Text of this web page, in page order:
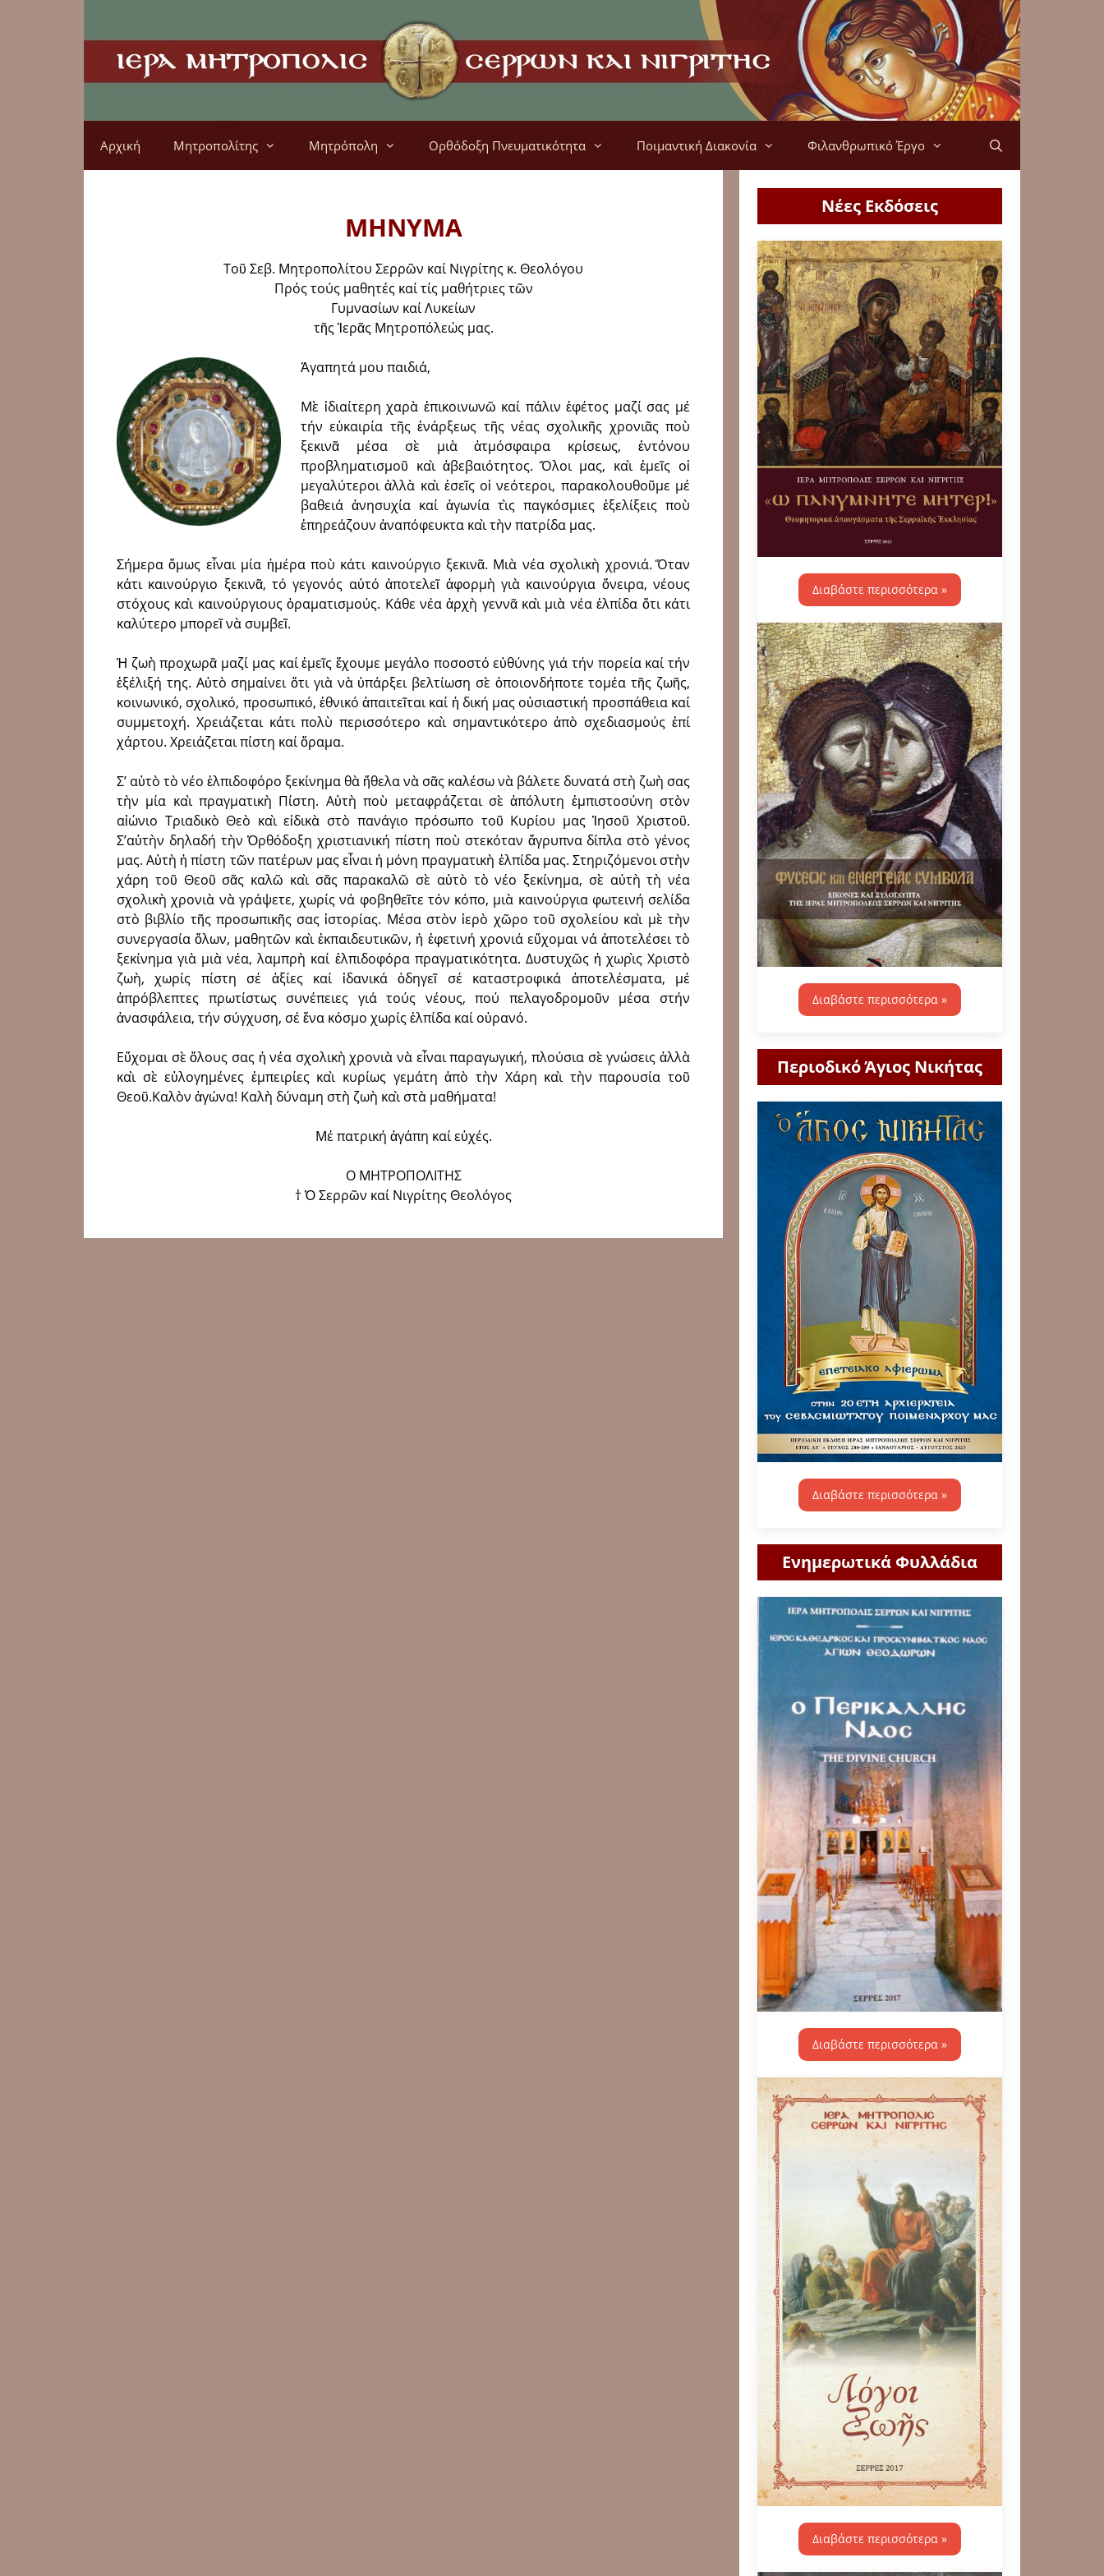
Αρχική Μητροπολίτης Μητρόπολη Ορθόδοξη Πνευματικότητα Ποιμαντική Διακονία Φιλανθρωπικό Έργο
ΜΗΝΥΜΑ
Τοῦ Σεβ. Μητροπολίτου Σερρῶν καί Νιγρίτης κ. Θεολόγου
Πρός τούς μαθητές καί τίς μαθήτριες τῶν
Γυμνασίων καί Λυκείων
τῆς Ἱερᾶς Μητροπόλεώς μας.
Ἀγαπητά μου παιδιά,
Μὲ ἰδιαίτερη χαρὰ ἐπικοινωνῶ καί πάλιν ἐφέτος μαζί σας μέ
τήν εὐκαιρία τῆς ἐνάρξεως τῆς νέας σχολικῆς χρονιᾶς ποὺ
ξεκινᾶ μέσα σὲ μιὰ ἀτμόσφαιρα κρίσεως, ἐντόνου
προβληματισμοῦ καὶ ἀβεβαιότητος. Ὅλοι μας, καὶ ἐμεῖς οἱ
μεγαλύτεροι ἀλλὰ καὶ ἐσεῖς οἱ νεότεροι, παρακολουθοῦμε μέ
βαθειά ἀνησυχία καί ἀγωνία τὶς παγκόσμιες ἐξελίξεις ποὺ
ἐπηρεάζουν ἀναπόφευκτα καὶ τὴν πατρίδα μας.
Σήμερα ὅμως εἶναι μία ἡμέρα ποὺ κάτι καινούργιο ξεκινᾶ. Μιὰ νέα σχολικὴ χρονιά. Ὅταν
κάτι καινούργιο ξεκινᾶ, τό γεγονός αὐτό ἀποτελεῖ ἀφορμὴ γιὰ καινούργια ὄνειρα, νέους
στόχους καὶ καινούργιους ὁραματισμούς. Κάθε νέα ἀρχὴ γεννᾶ καὶ μιὰ νέα ἐλπίδα ὅτι κάτι
καλύτερο μπορεῖ νὰ συμβεῖ.
Ἡ ζωὴ προχωρᾶ μαζί μας καί ἐμεῖς ἔχουμε μεγάλο ποσοστό εὐθύνης γιά τήν πορεία καί τήν
ἐξέλιξή της. Αὐτὸ σημαίνει ὅτι γιὰ νὰ ὑπάρξει βελτίωση σὲ ὁποιονδήποτε τομέα τῆς ζωῆς,
κοινωνικό, σχολικό, προσωπικό, ἐθνικό ἀπαιτεῖται καί ἡ δική μας οὐσιαστική προσπάθεια καί
συμμετοχή. Χρειάζεται κάτι πολὺ περισσότερο καὶ σημαντικότερο ἀπὸ σχεδιασμούς ἐπί
χάρτου. Χρειάζεται πίστη καί ὅραμα.
Σ’ αὐτὸ τὸ νέο ἐλπιδοφόρο ξεκίνημα θὰ ἤθελα νὰ σᾶς καλέσω νὰ βάλετε δυνατά στὴ ζωὴ σας
τὴν μία καὶ πραγματικὴ Πίστη. Αὐτὴ ποὺ μεταφράζεται σὲ ἀπόλυτη ἐμπιστοσύνη στὸν
αἰώνιο Τριαδικὸ Θεὸ καὶ εἰδικὰ στὸ πανάγιο πρόσωπο τοῦ Κυρίου μας Ἰησοῦ Χριστοῦ.
Σ’αὐτὴν δηλαδή τὴν Ὀρθόδοξη χριστιανική πίστη ποὺ στεκόταν ἄγρυπνα δίπλα στὸ γένος
μας. Αὐτὴ ἡ πίστη τῶν πατέρων μας εἶναι ἡ μόνη πραγματικὴ ἐλπίδα μας. Στηριζόμενοι στὴν
χάρη τοῦ Θεοῦ σᾶς καλῶ καὶ σᾶς παρακαλῶ σὲ αὐτὸ τὸ νέο ξεκίνημα, σὲ αὐτὴ τὴ νέα
σχολικὴ χρονιὰ νὰ γράψετε, χωρίς νά φοβηθεῖτε τόν κόπο, μιὰ καινούργια φωτεινή σελίδα
στὸ βιβλίο τῆς προσωπικῆς σας ἱστορίας. Μέσα στὸν ἱερὸ χῶρο τοῦ σχολείου καὶ μὲ τὴν
συνεργασία ὅλων, μαθητῶν καὶ ἐκπαιδευτικῶν, ἡ ἐφετινή χρονιά εὔχομαι νά ἀποτελέσει τὸ
ξεκίνημα γιὰ μιὰ νέα, λαμπρὴ καί ἐλπιδοφόρα πραγματικότητα. Δυστυχῶς ἡ χωρὶς Χριστὸ
ζωὴ, χωρίς πίστη σέ ἀξίες καί ἰδανικά ὁδηγεῖ σέ καταστροφικά ἀποτελέσματα, μέ
ἀπρόβλεπτες πρωτίστως συνέπειες γιά τούς νέους, πού πελαγοδρομοῦν μέσα στήν
ἀνασφάλεια, τήν σύγχυση, σέ ἕνα κόσμο χωρίς ἐλπίδα καί οὐρανό.
Εὔχομαι σὲ ὅλους σας ἡ νέα σχολικὴ χρονιὰ νὰ εἶναι παραγωγική, πλούσια σὲ γνώσεις ἀλλὰ
καὶ σὲ εὐλογημένες ἐμπειρίες καὶ κυρίως γεμάτη ἀπὸ τὴν Χάρη καὶ τὴν παρουσία τοῦ
Θεοῦ.Καλὸν ἀγώνα! Καλὴ δύναμη στὴ ζωὴ καὶ στὰ μαθήματα!
Μέ πατρική ἀγάπη καί εὐχές.
Ο ΜΗΤΡΟΠΟΛΙΤΗΣ
† Ὁ Σερρῶν καί Νιγρίτης Θεολόγος
Νέες Εκδόσεις
Διαβάστε περισσότερα »
Διαβάστε περισσότερα »
Περιοδικό Άγιος Νικήτας
Διαβάστε περισσότερα »
Ενημερωτικά Φυλλάδια
Διαβάστε περισσότερα »
Διαβάστε περισσότερα »